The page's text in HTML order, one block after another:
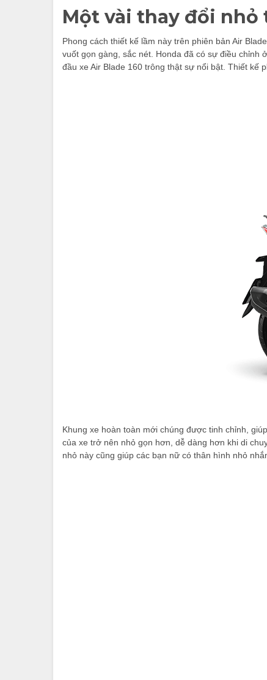
Một vài thay đổi nhỏ
Phong cách thiết kế lầm này trên phiên bản Air
vuốt gọn gàng, sắc nét. Honda đã có sự điều chỉnh
đầu xe Air Blade 160 trông thật sự nổi bật. Thiết kế
Khung xe hoàn toàn mới chúng được tinh chỉnh,
của xe trở nên nhỏ gọn hơn, dễ dàng hơn khi di
nhỏ này cũng giúp các bạn nữ có thân hình nhỏ